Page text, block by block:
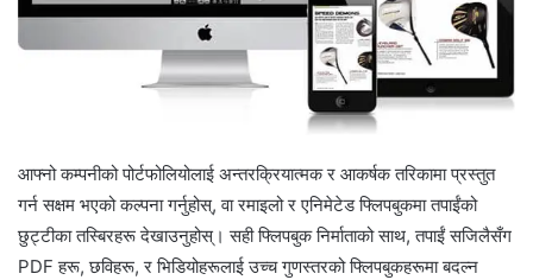
आफ्नो कम्पनीको पोर्टफोलियोलाई अन्तरक्रियात्मक र आकर्षक तरिकामा प्रस्तुत
गर्न सक्षम भएको कल्पना गर्नुहोस्, वा रमाइलो र एनिमेटेड फ्लिपबुकमा तपाईंको
छुट्टीका तस्बिरहरू देखाउनुहोस्। सही फ्लिपबुक निर्माताको साथ, तपाईं सजिलैसँग
PDF हरू, छविहरू, र भिडियोहरूलाई उच्च गुणस्तरको फ्लिपबुकहरूमा बदल्न